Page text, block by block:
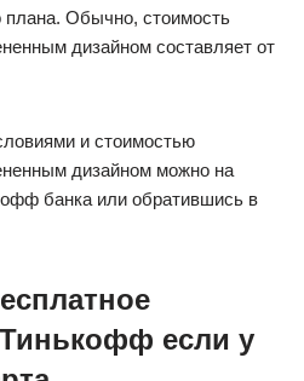
плана. Обычно, стоимость
дизайном составляет от
и стоимостью
дизайном можно на
банка или обратившись в
если у